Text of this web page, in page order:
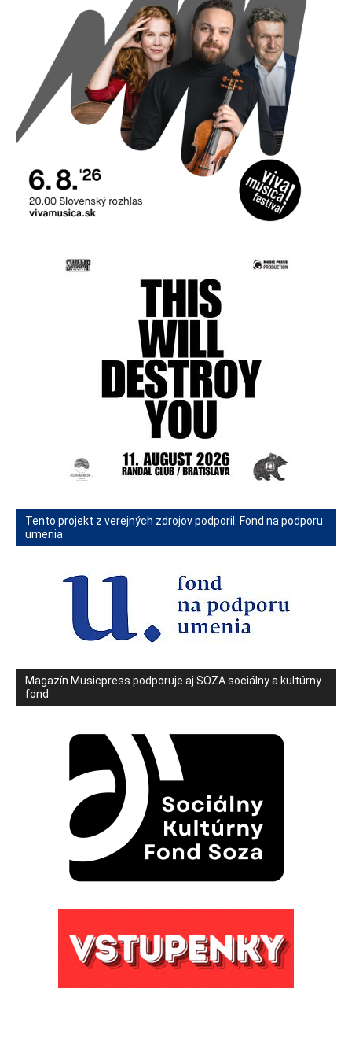
Tento projekt z verejných zdrojov podporil: Fond na podporu
umenia
Magazín Musicpress podporuje aj SOZA sociálny a kultúrny
fond